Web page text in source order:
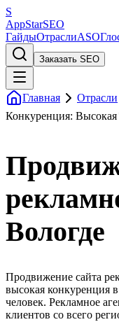
S
AppStarSEO
ГайдыОтраслиASO
Заказать SEO
Главная Отрасли
Конкуренция: Высокая
Вологде
Продвижение сайта
высокая конкуренция
человек. Рекламное
клиентов со всего